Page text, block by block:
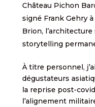
Château Pichon
signé Frank Gehry
Brion,
storytelling
À titre personnel,
dégustateurs
la reprise post-
l’alignement